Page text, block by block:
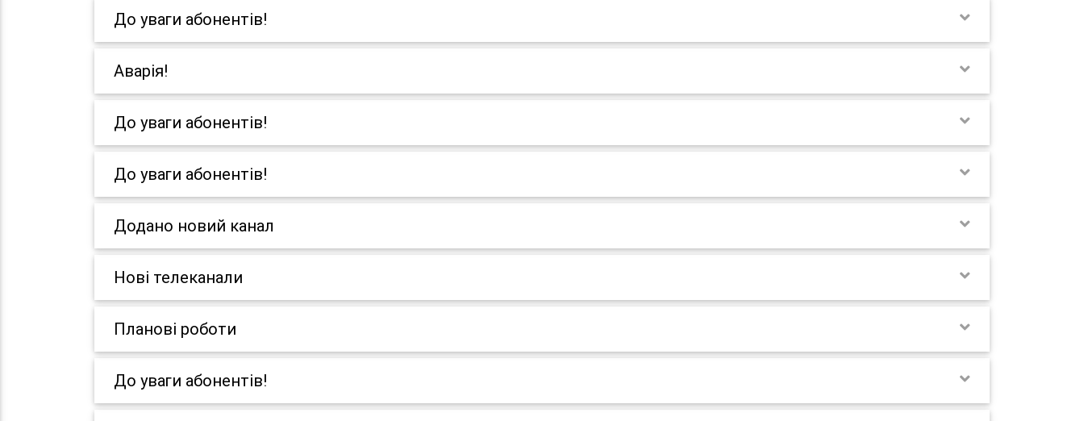
До уваги абонентів!
Аварія!
До уваги абонентів!
До уваги абонентів!
Додано новий канал
Нові телеканали
Планові роботи
До уваги абонентів!